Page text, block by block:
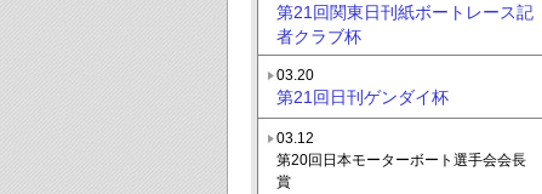
第21回関東日刊紙ボートレース記
者クラブ杯
03.20
第21回日刊ゲンダイ杯
03.12
第20回日本モーターボート選手会会長
賞